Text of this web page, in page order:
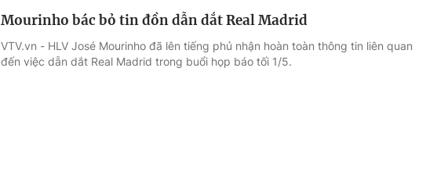
Mourinho bác bỏ tin đồn dẫn dắt Real Madrid
VTV.vn - HLV José Mourinho đã lên tiếng phủ nhận hoàn toàn thông tin liên quan
đến việc dẫn dắt Real Madrid trong buổi họp báo tối 1/5.